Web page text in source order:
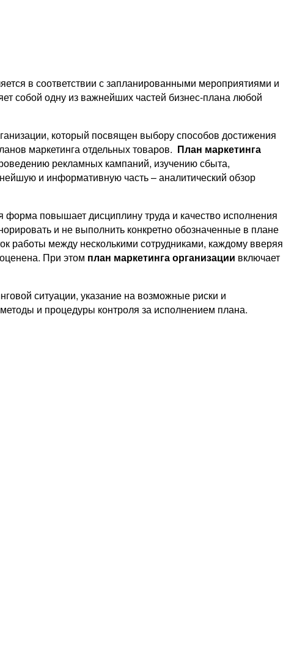
в соответствии с запланированными мероприятиями и
собой одну из важнейших частей бизнес-плана любой
который посвящен выбору способов достижения
маркетинга отдельных товаров. План маркетинга
рекламных кампаний, изучению сбыта,
и информативную часть – аналитический обзор
повышает дисциплину труда и качество исполнения
и не выполнить конкретно обозначенные в плане
работы между несколькими сотрудниками, каждому вверяя
При этом план маркетинга организации включает
ситуации, указание на возможные риски и
и процедуры контроля за исполнением плана.